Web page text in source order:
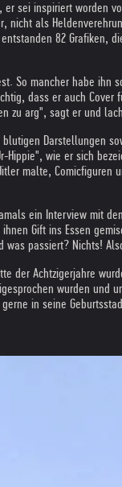
sei inspiriert worden
nicht als
82 Grafiken,
So mancher habe
dass er auch Cover
zu arg", sagt er und
Darstellungen
wie er sich
malte, Comicfiguren
ein Interview mit
Gift ins Essen
passiert? Nichts!
der Achtzigerjahre
wurden und
in seine